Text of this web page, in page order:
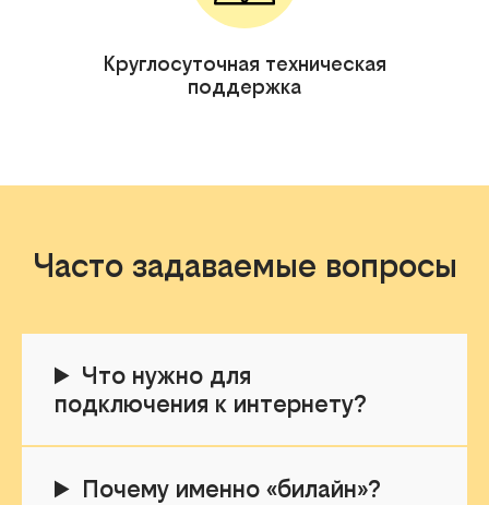
Круглосуточная техническая
поддержка
Часто задаваемые вопросы
Что нужно для
подключения к интернету?
Почему именно «билайн»?